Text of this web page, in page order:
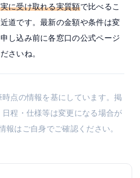
に受け取れる実質額で比べるこ
道です。最新の金額や条件は変
し込み前に各窓口の公式ページ
さいね。
点の情報を基にしています。掲
程・仕様等は変更になる場合が
報はご自身でご確認ください。